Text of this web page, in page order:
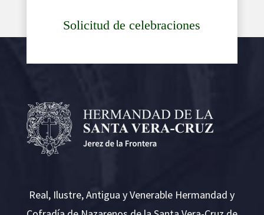
Solicitud de celebraciones
Real, Ilustre, Antigua y Venerable Hermandad y